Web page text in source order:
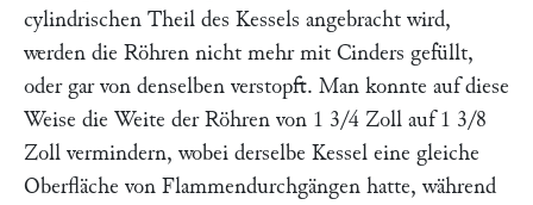
cylindrischen Theil des Kessels angebracht wird,
werden die Röhren nicht mehr mit Cinders gefüllt,
oder gar von denselben verstopft. Man konnte auf diese
Weise die Weite der Röhren von 1 3/4 Zoll auf 1 3/8
Zoll vermindern, wobei derselbe Kessel eine gleiche
Oberfläche von Flammendurchgängen hatte, während